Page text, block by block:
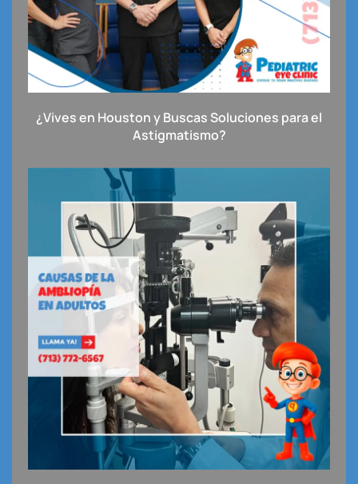
¿Vives en Houston y Buscas Soluciones para el
Astigmatismo?